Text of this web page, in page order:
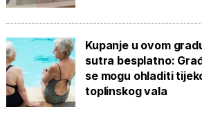
Kupanje u ovom
sutra besplatno:
se mogu ohladiti
toplinskog vala